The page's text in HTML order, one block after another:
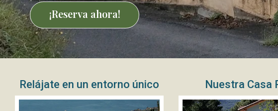
¡Reserva ahora!
Relájate en un entorno único Nuestra Casa